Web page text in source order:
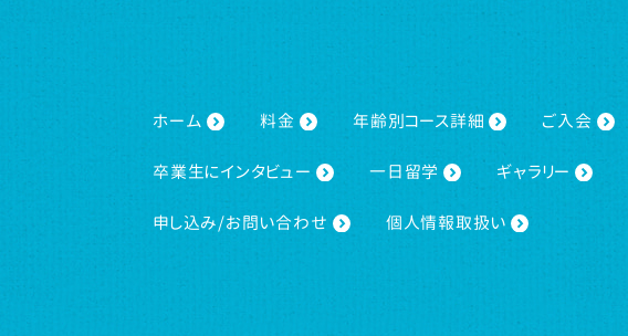
ホーム 料金 年齢別コース詳細 ご入会
卒業生にインタビュー 一日留学 ギャラリー
申し込み/お問い合わせ 個人情報取扱い